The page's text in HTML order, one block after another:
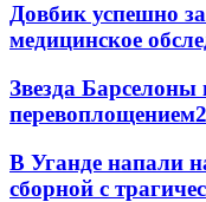
Довбик успешно
медицинское
Звезда
перевоплощением
В Уганде напали
сборной с